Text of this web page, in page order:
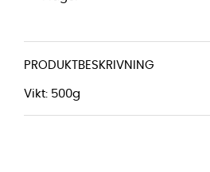
PRODUKTBESKRIVNING
Vikt: 500g